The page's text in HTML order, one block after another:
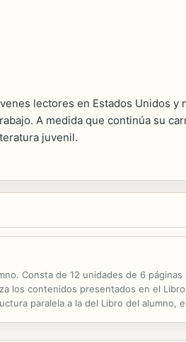
lectores en Estados Unidos y
A medida que continúa su
juvenil.
Consta de 12 unidades de 6 páginas
los contenidos presentados en el
paralela a la del Libro del alumno,